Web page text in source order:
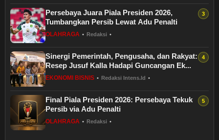
Persebaya Juara Piala Presiden 2026,
Tumbangkan Persib Lewat Adu Penalti
OLAHRAGA • Redaksi •
Sinergi Pemerintah, Pengusaha, dan Rakyat:
Resep Jusuf Kalla Hadapi Guncangan Ek...
EKONOMI BISNIS • Redaksi Intens.id •
Final Piala Presiden 2026: Persebaya Tekuk
Persib via Adu Penalti
OLAHRAGA • Redaksi •